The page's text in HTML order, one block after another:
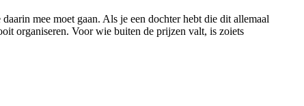
mee moet gaan. Als je een dochter hebt die dit allemaal
organiseren. Voor wie buiten de prijzen valt, is zoiets